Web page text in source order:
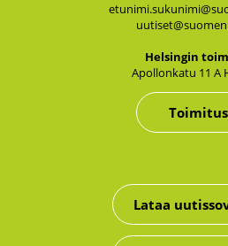
Hel­sin­gin
Apol­lon­ka­tu 11 A
Toimitus
Lataa